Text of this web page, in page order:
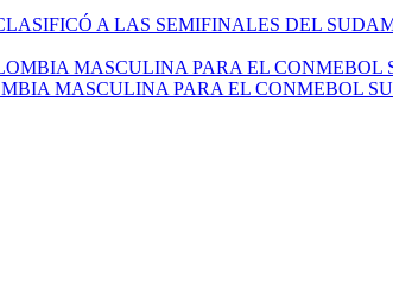
A LAS SEMIFINALES DEL
MASCULINA PARA EL CONMEBOL